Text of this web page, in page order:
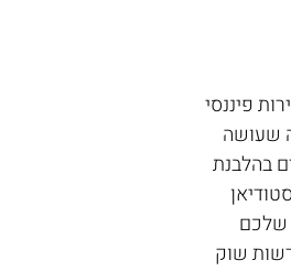
פיננסי
שעושה
בהלבנת
שלכם
שוק